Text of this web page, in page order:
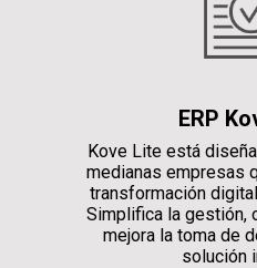
ERP
Kove Lite está
medianas empresas
transformación
Simplifica la gestión,
mejora la toma de
solución